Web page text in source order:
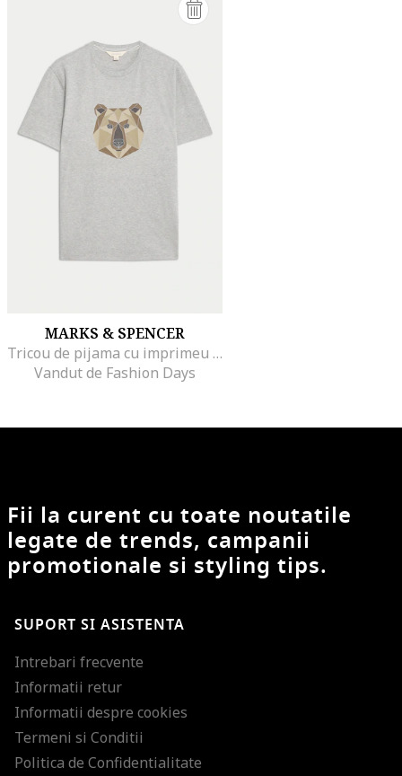
MARKS & SPENCER
Tricou de pijama cu imprimeu urs, Gri deschis
Vandut de Fashion Days
Fii la curent cu toate noutatile
legate de trends, campanii
promotionale si styling tips.
SUPORT SI ASISTENTA
Intrebari frecvente
Informatii retur
Informatii despre cookies
Termeni si Conditii
Politica de Confidentialitate